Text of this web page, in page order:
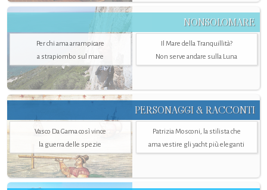
NONSOLOMARE
Per chi ama arrampicare
a strapiombo sul mare
Il Mare della Tranquillità?
Non serve andare sulla Luna
PERSONAGGI & RACCONTI
Vasco Da Gama così vince
la guerra delle spezie
Patrizia Mosconi, la stilista che
ama vestire gli yacht più eleganti